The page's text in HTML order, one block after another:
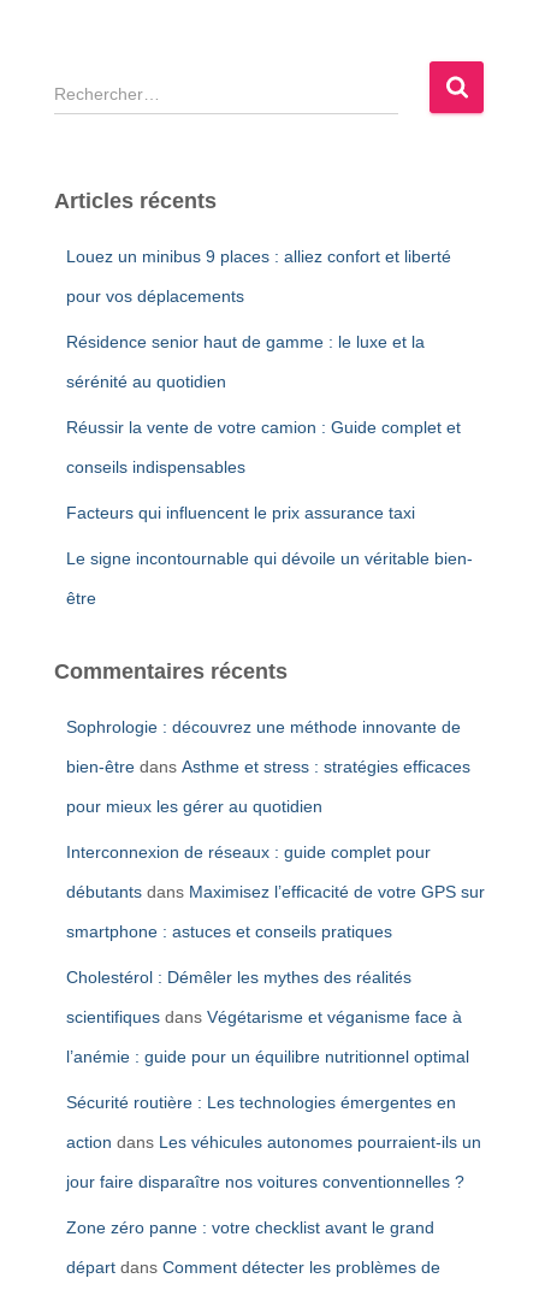
R
e
e
Articles récents
Louez un minibus 9 places : alliez confort et liberté
pour vos déplacements
Résidence senior haut de gamme : le luxe et la
sérénité au quotidien
Réussir la vente de votre camion : Guide complet et
conseils indispensables
Facteurs qui influencent le prix assurance taxi
Le signe incontournable qui dévoile un véritable bien-
être
Commentaires récents
Sophrologie : découvrez une méthode innovante de
bien-être dans Asthme et stress : stratégies efficaces
pour mieux les gérer au quotidien
Interconnexion de réseaux : guide complet pour
débutants dans Maximisez l’efficacité de votre GPS sur
smartphone : astuces et conseils pratiques
Cholestérol : Démêler les mythes des réalités
scientifiques dans Végétarisme et véganisme face à
l’anémie : guide pour un équilibre nutritionnel optimal
Sécurité routière : Les technologies émergentes en
action dans Les véhicules autonomes pourraient-ils un
jour faire disparaître nos voitures conventionnelles ?
Zone zéro panne : votre checklist avant le grand
départ dans Comment détecter les problèmes de